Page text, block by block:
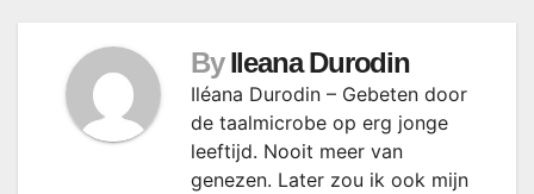
By Ileana Durodin
Iléana Durodin – Gebeten door
de taalmicrobe op erg jonge
leeftijd. Nooit meer van
genezen. Later zou ik ook mijn